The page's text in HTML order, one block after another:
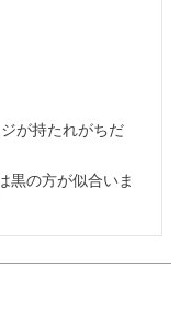
が持たれがちだ
黒の方が似合いま